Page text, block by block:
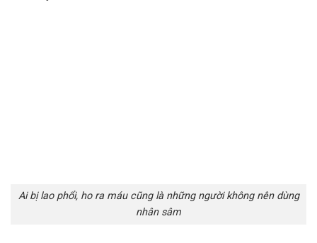
Ai bị lao phổi, ho ra máu cũng là những người không nên dùng
nhân sâm